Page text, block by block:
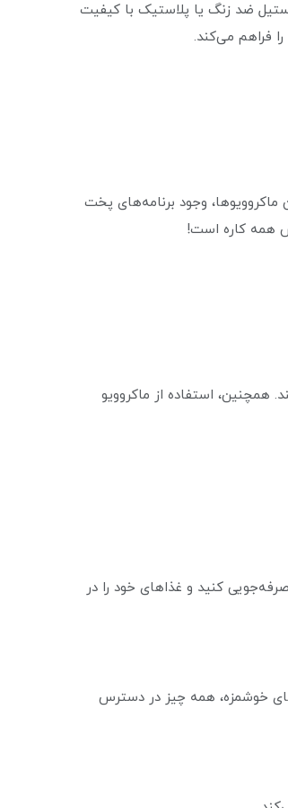
ضد زنگ یا پلاستیک با کیفیت
فراهم می‌کند.
وجود برنامه‌های پخت
همه کاره است!
همچنین، استفاده از ماکروویو
کنید و غذاهای خود را در
خوشمزه، همه چیز در دسترس